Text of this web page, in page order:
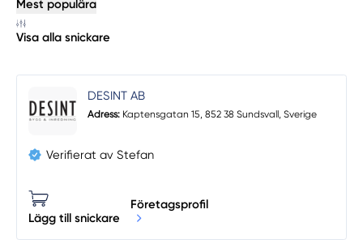
Mest populära
Visa alla snickare
DESINT AB
Adress: Kaptensgatan 15, 852 38 Sundsvall, Sverige
Verifierat av Stefan
Lägg till snickare
Företagsprofil